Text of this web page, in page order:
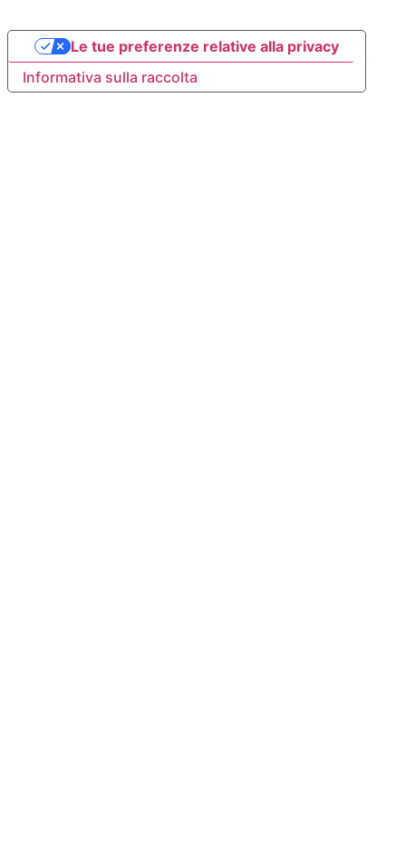
Informativa sulla raccolta
Le tue preferenze relative alla privacy